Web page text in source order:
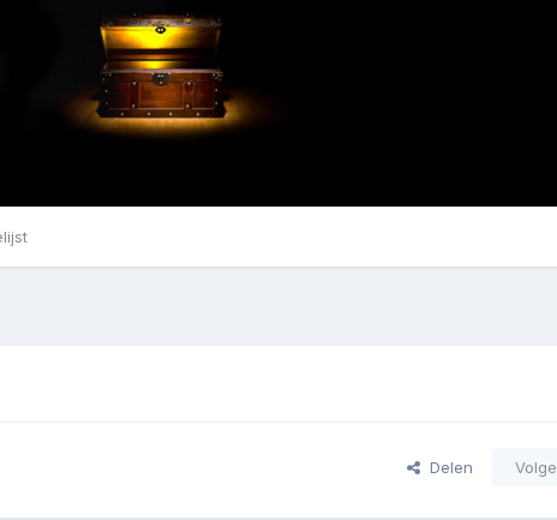
Delen